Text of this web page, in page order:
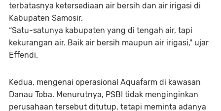
terbatasnya ketersediaan air bersih dan air irigasi di
Kabupaten Samosir.
“Satu-satunya kabupaten yang di tengah air, tapi
kekurangan air. Baik air bersih maupun air irigasi," ujar
Effendi.
Kedua, mengenai operasional Aquafarm di kawasan
Danau Toba. Menurutnya, PSBI tidak menginginkan
perusahaan tersebut ditutup, tetapi meminta adanya